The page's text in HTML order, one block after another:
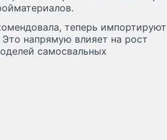
теперь импортируют
напрямую влияет на рост
самосвальных